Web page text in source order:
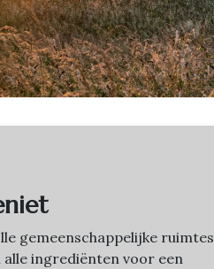
gemeenschappelijke ruimtes
ingrediënten voor een